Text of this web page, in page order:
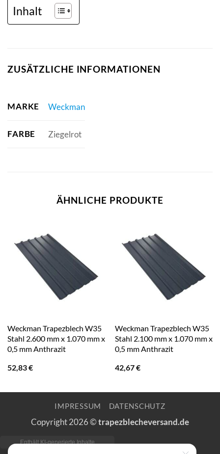
Inhalt
ZUSÄTZLICHE INFORMATIONEN
MARKE Weckman
FARBE Ziegelrot
ÄHNLICHE PRODUKTE
Weckman Trapezblech W35
Stahl 2.600 mm x 1.070 mm x
0,5 mm Anthrazit
52,83€
Weckman Trapezblech W35
Stahl 2.100 mm x 1.070 mm x
0,5 mm Anthrazit
42,67€
IMPRESSUM DATENSCHUTZ
Copyright 2026 ©trapezblecheversand.de